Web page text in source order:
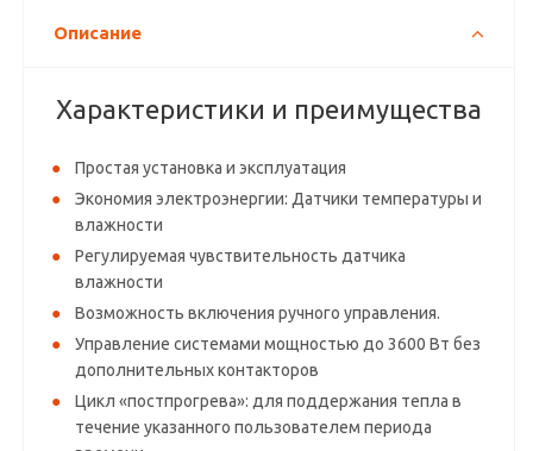
Описание
Характеристики и преимущества
Простая установка и эксплуатация
Экономия электроэнергии: Датчики температуры и
влажности
Регулируемая чувствительность датчика
влажности
Возможность включения ручного управления.
Управление системами мощностью до 3600 Вт без
дополнительных контакторов
Цикл «постпрогрева»: для поддержания тепла в
течение указанного пользователем периода